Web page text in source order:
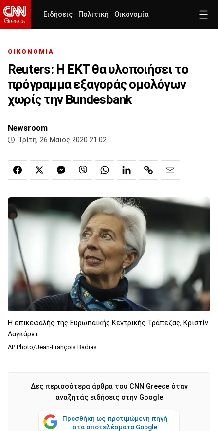
Ειδήσεις Πολιτική Οικονομία
ΟΙΚΟΝΟΜΙΑ
Reuters: Η ΕΚΤ θα υλοποιήσει το
πρόγραμμα εξαγοράς ομολόγων
χωρίς την Bundesbank
Newsroom
Τρίτη, 26 Μαϊος 2020 21:02
Η επικεφαλής της Ευρωπαϊκής Κεντρικής Τράπεζας, Κριστίν
Λαγκάρντ
AP Photo/Jean-François Badias
Δες περισσότερα άρθρα του CNN Greece όταν
αναζητάς ειδήσεις στην Google
Προσθήκη ως προτιμώμενη πηγή
στα αποτελέσματα Google